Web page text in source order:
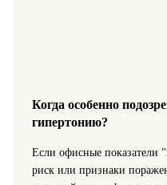
Когда особенно
гипертонию?
Если офисные показатели
риск или признаки